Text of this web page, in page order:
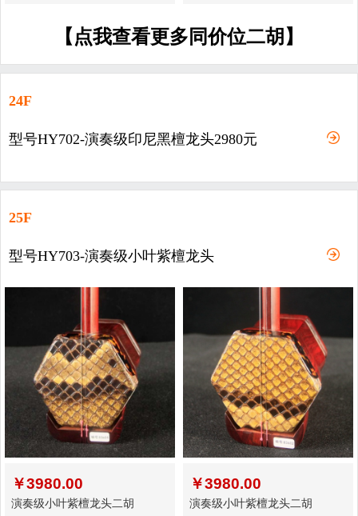
【点我查看更多同价位二胡】
24F
型号HY702-演奏级印尼黑檀龙头2980元
25F
型号HY703-演奏级小叶紫檀龙头
￥3980.00
演奏级小叶紫檀龙头二胡
￥3980.00
演奏级小叶紫檀龙头二胡